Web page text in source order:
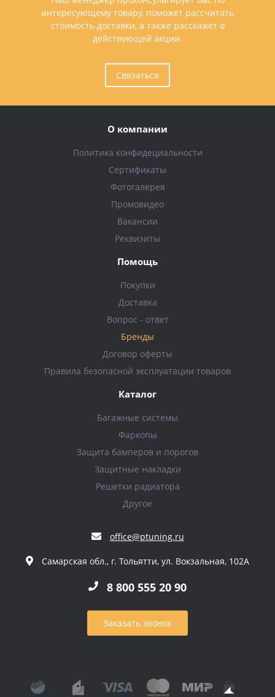
интересующему товару, поможет рассчитать
стоимость доставки, а также расскажет о
действующей акции.
Связаться
О компании
Политика конфидециальности
Сертификаты
Фотогалерея
Промовидео
Вакансии
Реквизиты
Помощь
Покупки
Доставка
Вопрос - ответ
Бренды
Договор оферты
Правила безопасной эксплуатации товаров
Каталог
Багажные системы
Фаркопы
Защита бамперов и порогов
Защитные накладки
Решетки радиатора
Другое
office@ptuning.ru
Самарская обл., г. Тольятти, ул. Вокзальная, 102А
8 800 555 20 90
Заказать звонок